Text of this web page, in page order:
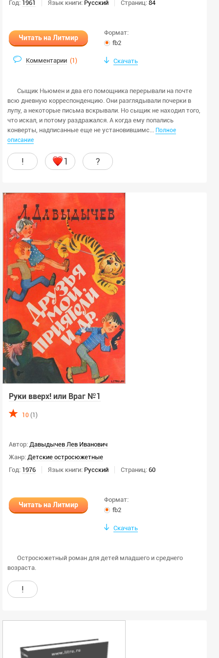
Пол автора:
любой
мужской
Скрыть закрытые книги
Применить
Год: 1961 Язык книги: Русский Страниц: 84
Читать на Литмир
Комментарии (1)
Формат:
fb2
Скачать
Сыщик Ньюмен и два его помощника перерывали на почте
всю дневную корреспонденцию. Они разглядывали почерки в
лупу, а некоторые письма вскрывали. Но сыщик не находил того,
что искал, и потому раздражался. А когда ему попались
конверты, надписанные еще не установившимс...
Полное
описание
! 1 ?
Руки вверх! или Враг №1
10 (1)
Автор: Давыдычев Лев Иванович
Жанр: Детские остросюжетные
Год: 1976 Язык книги: Русский Страниц: 60
Читать на Литмир
Формат:
fb2
Скачать
Остросюжетный роман для детей младшего и среднего
возраста.
!